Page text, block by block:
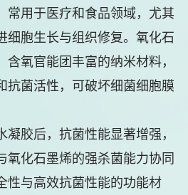
常用于医疗和食品领域，尤其
细胞生长与组织修复。氧化石
氧官能团丰富的纳米材料，
抗菌活性，可破坏细菌细胞膜
胶后，抗菌性能显著增强，
氧化石墨烯的强杀菌能力协同
性与高效抗菌性能的功能材